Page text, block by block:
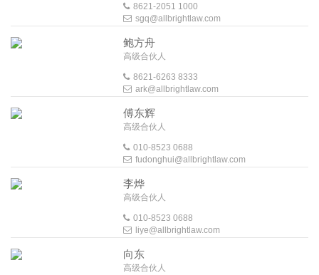
8621-2051 1000
sgq@allbrightlaw.com
鲍方舟
高级合伙人
8621-6263 8333
ark@allbrightlaw.com
傅东辉
高级合伙人
010-8523 0688
fudonghui@allbrightlaw.com
李烨
高级合伙人
010-8523 0688
liye@allbrightlaw.com
向东
高级合伙人